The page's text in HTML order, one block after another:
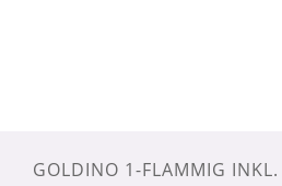
GOLDINO 1-FLAMMIG